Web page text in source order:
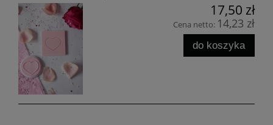
17,50 zł
Cena netto: 14,23 zł
do koszyka